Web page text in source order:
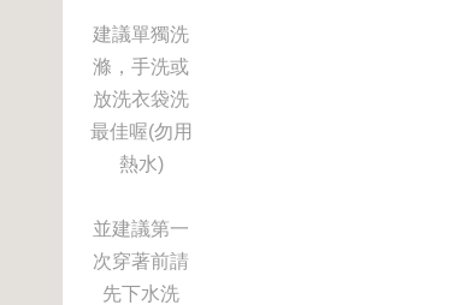
建議單獨洗
滌，手洗或
放洗衣袋洗
最佳喔(勿用
熱水)
並建議第一
次穿著前請
先下水洗